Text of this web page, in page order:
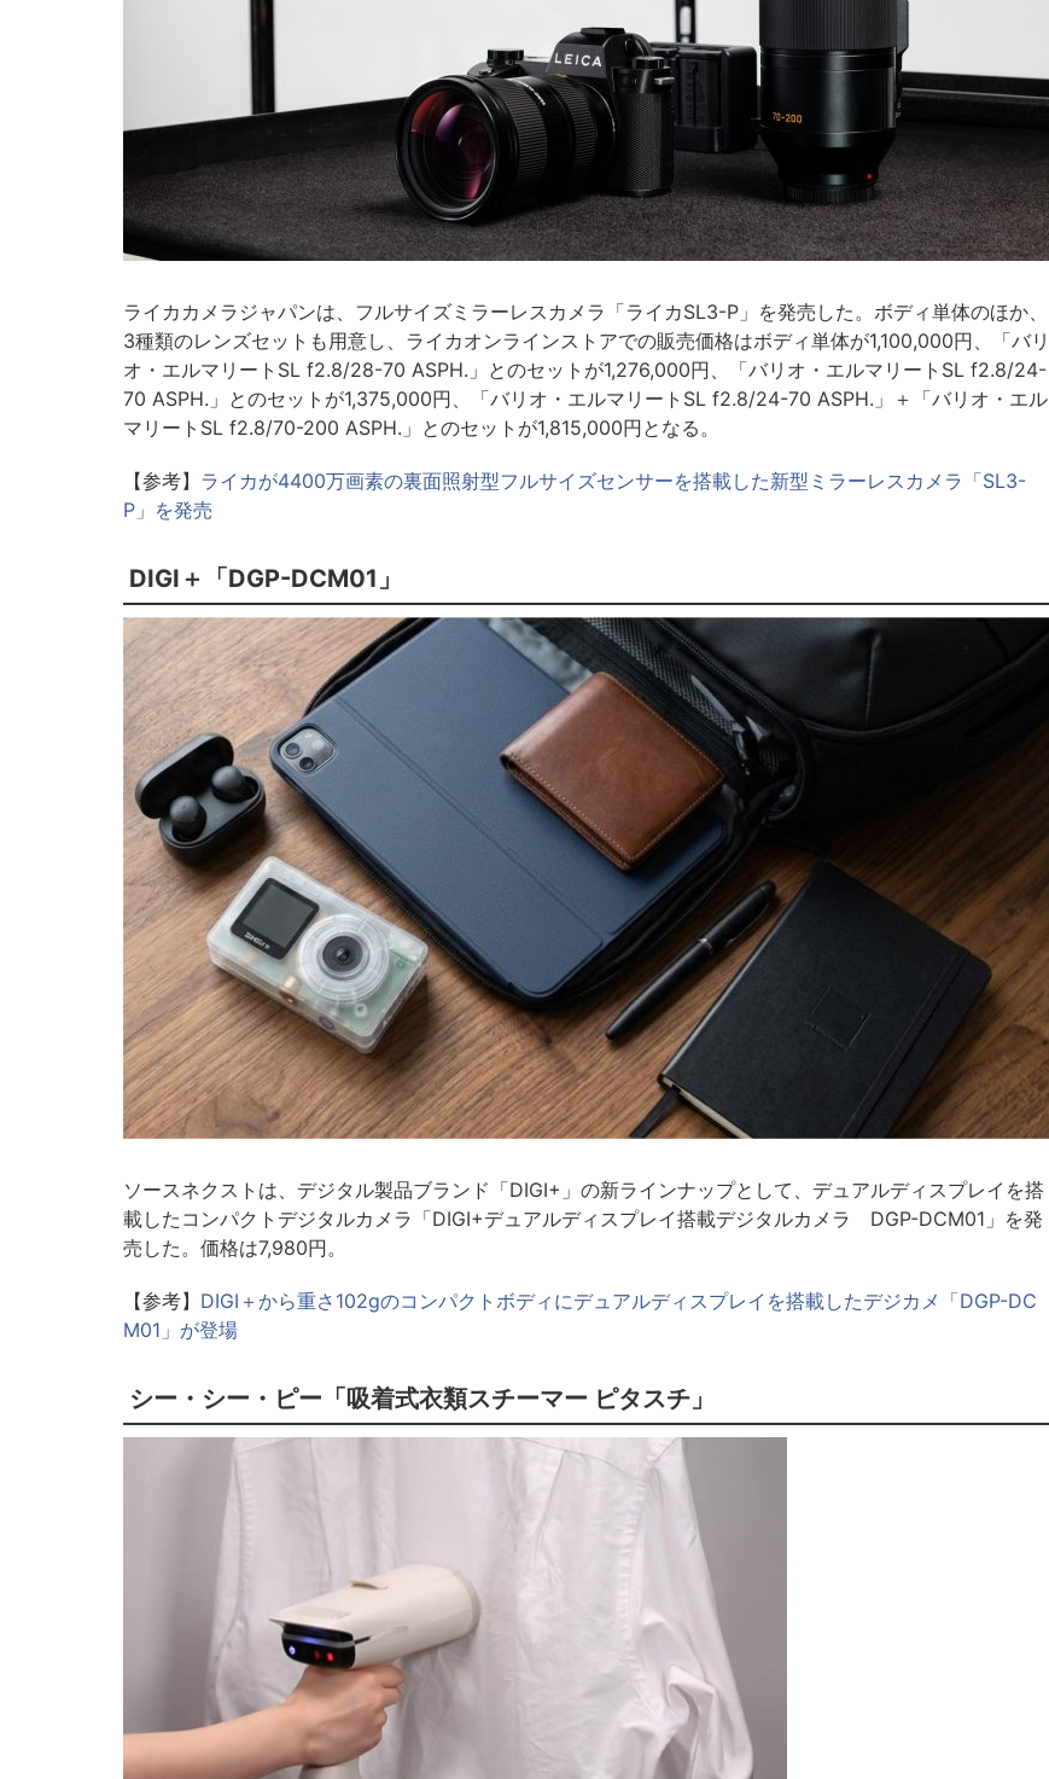
ライカカメラジャパンは、フルサイズミラーレスカメラ「ライカSL3-P」を発売した。ボディ単体のほか、
3種類のレンズセットも用意し、ライカオンラインストアでの販売価格はボディ単体が1,100,000円、「バリ
オ・エルマリートSL f2.8/28-70 ASPH.」とのセットが1,276,000円、「バリオ・エルマリートSL f2.8/24-
70 ASPH.」とのセットが1,375,000円、「バリオ・エルマリートSL f2.8/24-70 ASPH.」＋「バリオ・エル
マリートSL f2.8/70-200 ASPH.」とのセットが1,815,000円となる。
【参考】 ライカが4400万画素の裏面照射型フルサイズセンサーを搭載した新型ミラーレスカメラ「SL3-
P」を発売
DIGI＋「DGP-DCM01」
ソースネクストは、デジタル製品ブランド「DIGI+」の新ラインナップとして、デュアルディスプレイを搭
載したコンパクトデジタルカメラ「DIGI+デュアルディスプレイ搭載デジタルカメラ DGP-DCM01」を発
売した。価格は7,980円。
【参考】 DIGI＋から重さ102gのコンパクトボディにデュアルディスプレイを搭載したデジカメ「DGP-DC
M01」が登場
シー・シー・ピー「吸着式衣類スチーマー ピタスチ」